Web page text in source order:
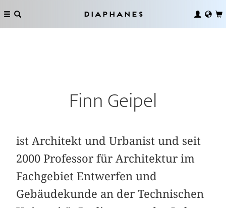
Diaphanes
Finn Geipel
ist Architekt und Urbanist und seit
2000 Professor für Architektur im
Fachgebiet Entwerfen und
Gebäudekunde an der Technischen